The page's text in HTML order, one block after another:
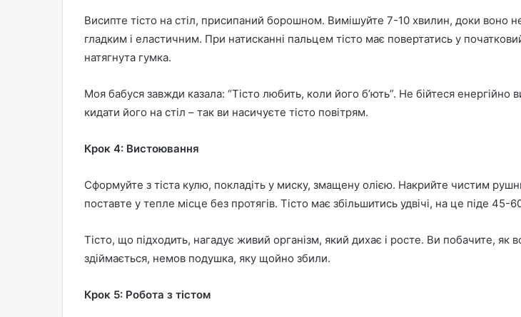
Висипте тісто на стіл, присипаний борошном. Вимішуйте 7-10 хвилин, доки воно
гладким і еластичним. При натисканні пальцем тісто має повертатись у
натягнута гумка.
Моя бабуся завжди казала: “Тісто любить, коли його б’ють”. Не бійтеся енергійно
кидати його на стіл – так ви насичуєте тісто повітрям.
Крок 4: Вистоювання
Сформуйте з тіста кулю, покладіть у миску, змащену олією. Накрийте чистим
поставте у тепле місце без протягів. Тісто має збільшитись удвічі, на це піде 45-
Тісто, що підходить, нагадує живий організм, який дихає і росте. Ви побачите, як
здіймається, немов подушка, яку щойно збили.
Крок 5: Робота з тістом